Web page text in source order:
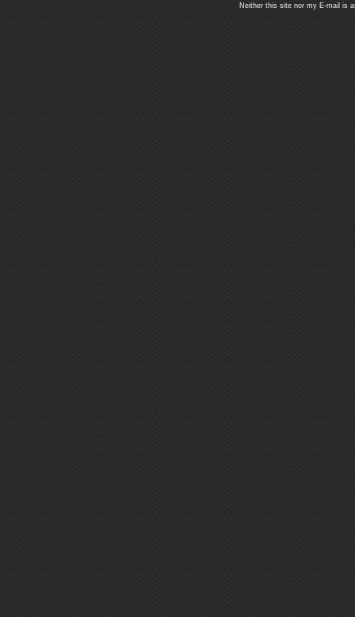
Neither this site nor my E-mail is